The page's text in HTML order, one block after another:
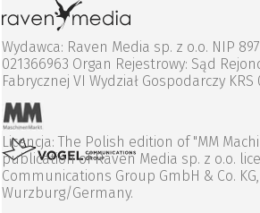
Wydawca: Raven Media sp. z o.o. NIP
021366963 Organ Rejestrowy: Sąd
Fabrycznej VI Wydział Gospodarczy KRS
Licencja: The Polish edition of "MM
publication of Raven Media sp. z o.o.
Communications Group GmbH & Co. KG,
Wurzburg/Germany.